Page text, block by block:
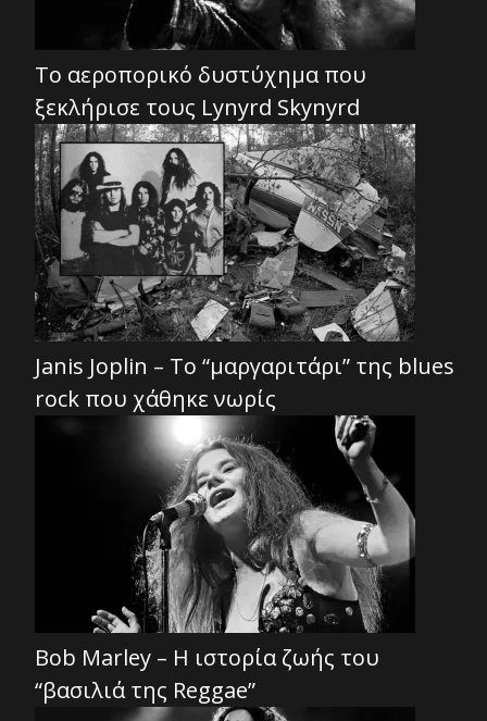
Το αεροπορικό δυστύχημα που
ξεκλήρισε τους Lynyrd Skynyrd
Janis Joplin – Το “μαργαριτάρι” της blues
rock που χάθηκε νωρίς
Bob Marley – Η ιστορία ζωής του
“βασιλιά της Reggae”